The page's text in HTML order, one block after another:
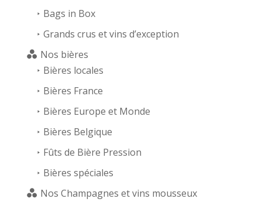
Bags in Box
Grands crus et vins d’exception
Nos bières
Bières locales
Bières France
Bières Europe et Monde
Bières Belgique
Fûts de Bière Pression
Bières spéciales
Nos Champagnes et vins mousseux